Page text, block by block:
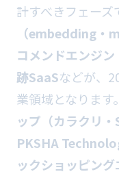
計すべきフェーズ
（embedding・
コメンドエンジ
跡SaaSなどが、
業領域となります
ップ（カラクリ
PKSHA
ックショッピング